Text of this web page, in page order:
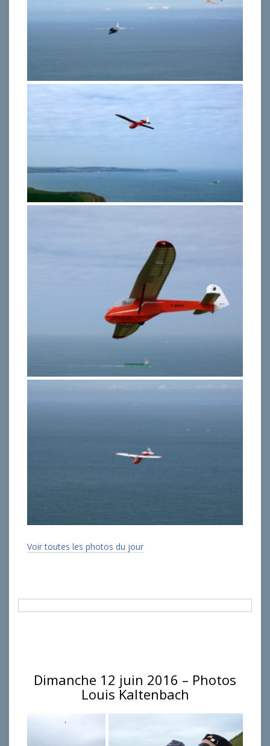
Voir toutes les photos du jour
Dimanche 12 juin 2016 – Photos
Louis Kaltenbach